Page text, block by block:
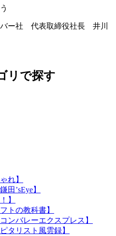
バー社 代表取締役社長 井川
リで探す
れ】
’sEye】
】
トの教科書】
ンバレーエクスプレス】
タリスト風雲録】